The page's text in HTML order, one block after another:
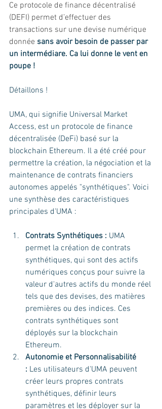
Ce protocole de finance décentralisé
(DEFI) permet d’effectuer des
transactions sur une devise numérique
donnée sans avoir besoin de passer par
un intermédiare. Ca lui donne le vent en
poupe !
Détaillons !
UMA, qui signifie Universal Market
Access, est un protocole de finance
décentralisée (DeFi) basé sur la
blockchain Ethereum. Il a été créé pour
permettre la création, la négociation et la
maintenance de contrats financiers
autonomes appelés "synthétiques". Voici
une synthèse des caractéristiques
principales d'UMA :
Contrats Synthétiques : UMA
permet la création de contrats
synthétiques, qui sont des actifs
numériques conçus pour suivre la
valeur d'autres actifs du monde réel
tels que des devises, des matières
premières ou des indices. Ces
contrats synthétiques sont
déployés sur la blockchain
Ethereum.
Autonomie et Personnalisabilité
: Les utilisateurs d'UMA peuvent
créer leurs propres contrats
synthétiques, définir leurs
paramètres et les déployer sur la